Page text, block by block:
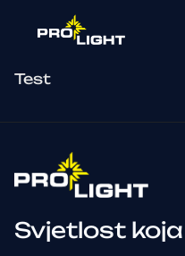
Test
Svjetlost